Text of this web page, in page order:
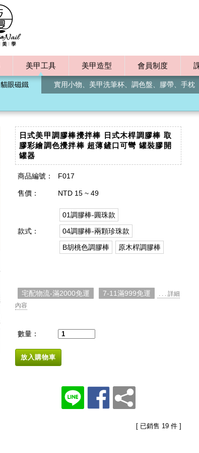
美甲工具 美甲造型 會員制度
眼磁鐵 實用小物、美甲洗筆杯、調色盤、膠帶、手枕
日式美甲調膠棒攪拌棒 日式木桿調膠棒 取
膠彩繪調色攪拌棒 超薄鏟口可彎 罐裝膠開
罐器
商品編號： F017
售價： NTD 15 ~ 49
款式：
01調膠棒-圓珠款
04調膠棒-兩顆珍珠款
B胡桃色調膠棒
原木桿調膠棒
宅配物流-滿2000免運 7-11滿999免運
. . . 詳細
內容
數量：
放入購物車
[ 已銷售 19 件 ]